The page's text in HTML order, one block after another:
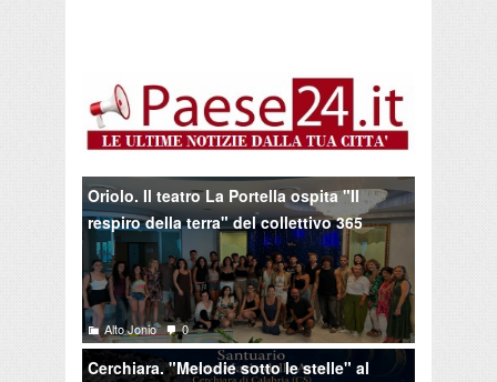
Oriolo. Il teatro La Portella ospita "Il
respiro della terra" del collettivo 365
Alto Jonio 0
Cerchiara. "Melodie sotto le stelle" al